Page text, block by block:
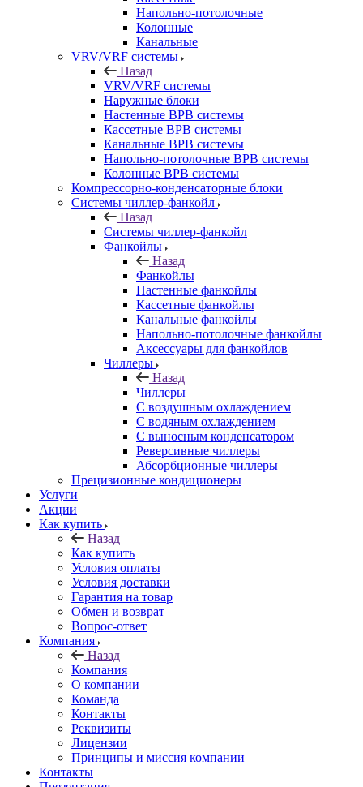
Напольно-потолочные
Колонные
Канальные
VRV/VRF системы
Назад
VRV/VRF системы
Наружные блоки
Настенные ВРВ системы
Кассетные ВРВ системы
Канальные ВРВ системы
Напольно-потолочные ВРВ системы
Колонные ВРВ системы
Компрессорно-конденсаторные блоки
Системы чиллер-фанкойл
Назад
Системы чиллер-фанкойл
Фанкойлы
Назад
Фанкойлы
Настенные фанкойлы
Кассетные фанкойлы
Канальные фанкойлы
Напольно-потолочные фанкойлы
Аксессуары для фанкойлов
Чиллеры
Назад
Чиллеры
С воздушным охлаждением
С водяным охлаждением
С выносным конденсатором
Реверсивные чиллеры
Абсорбционные чиллеры
Прецизионные кондиционеры
Услуги
Акции
Как купить
Назад
Как купить
Условия оплаты
Условия доставки
Гарантия на товар
Обмен и возврат
Вопрос-ответ
Компания
Назад
Компания
О компании
Команда
Контакты
Реквизиты
Лицензии
Принципы и миссия компании
Контакты